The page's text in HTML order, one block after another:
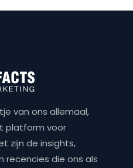
van ons allemaal,
platform voor
zijn de insights,
recencies die ons als